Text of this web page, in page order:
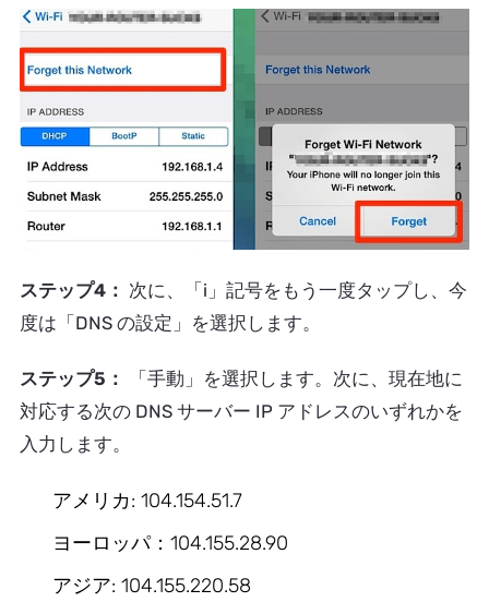
ステップ4： 次に、「i」記号をもう一度タップし、今
度は「DNS の設定」を選択します。
ステップ5：
「手動」を選択します。次に、現在地に
対応する次の DNS サーバー IP アドレスのいずれかを
入力します。
アメリカ: 104.154.51.7
ヨーロッパ：104.155.28.90
アジア: 104.155.220.58